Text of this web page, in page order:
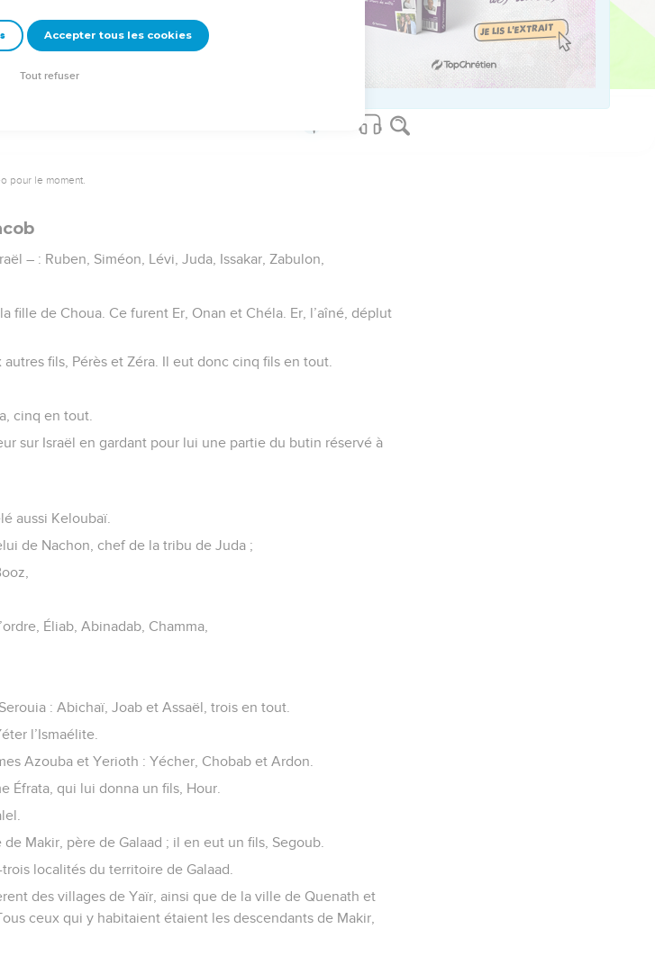
Pour vous procurer une Bible imprimée, rendez-vous sur www.editionsbiblio.fr
pour le moment.
– : Ruben, Siméon, Lévi, Juda, Issakar, Zabulon,
fille de Choua. Ce furent Er, Onan et Chéla. Er, l’aîné, déplut
fils, Pérès et Zéra. Il eut donc cinq fils en tout.
cinq en tout.
sur Israël en gardant pour lui une partie du butin réservé à
aussi Keloubaï.
de Nachon, chef de la tribu de Juda ;
Éliab, Abinadab, Chamma,
: Abichaï, Joab et Assaël, trois en tout.
l’Ismaélite.
Azouba et Yerioth : Yécher, Chobab et Ardon.
Éfrata, qui lui donna un fils, Hour.
Makir, père de Galaad ; il en eut un fils, Segoub.
localités du territoire de Galaad.
des villages de Yaïr, ainsi que de la ville de Quenath et
ceux qui y habitaient étaient les descendants de Makir,
Accepter tous les cookies
Tout refuser